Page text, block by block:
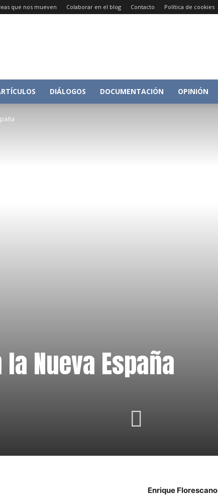
que nos mueven Colaborar en el blog Contacto Política de cookies
Conversacion
DIÁLOGOS DOCUMENTACIÓN OPINIÓN
Nueva España
Enrique Florescano